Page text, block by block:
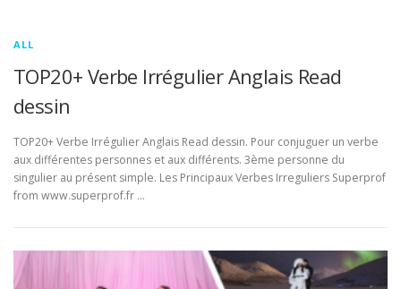
ALL
TOP20+ Verbe Irrégulier Anglais Read
dessin
TOP20+ Verbe Irrégulier Anglais Read dessin. Pour conjuguer un verbe
aux différentes personnes et aux différents. 3ème personne du
singulier au présent simple. Les Principaux Verbes Irreguliers Superprof
from www.superprof.fr …